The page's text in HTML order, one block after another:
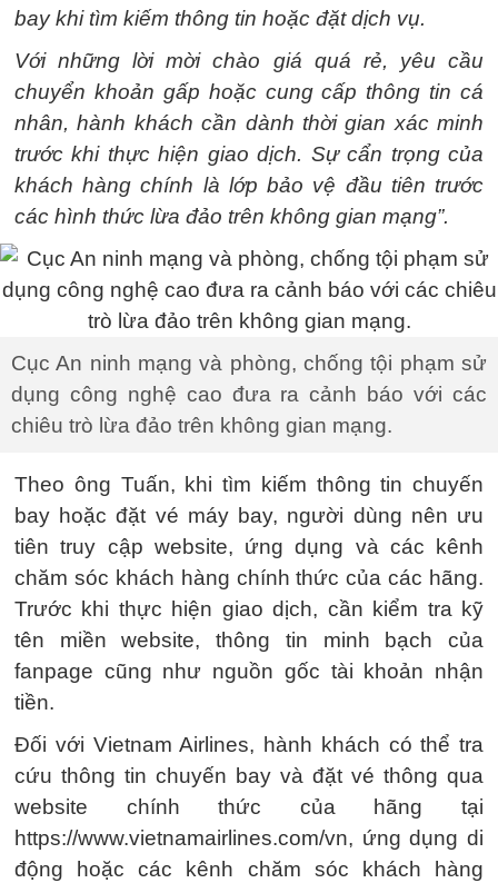
bay khi tìm kiếm thông tin hoặc đặt dịch vụ.
Với những lời mời chào giá quá rẻ, yêu cầu
chuyển khoản gấp hoặc cung cấp thông tin cá
nhân, hành khách cần dành thời gian xác minh
trước khi thực hiện giao dịch. Sự cẩn trọng của
khách hàng chính là lớp bảo vệ đầu tiên trước
các hình thức lừa đảo trên không gian mạng”.
Cục An ninh mạng và phòng, chống tội phạm sử
dụng công nghệ cao đưa ra cảnh báo với các
chiêu trò lừa đảo trên không gian mạng.
Theo ông Tuấn, khi tìm kiếm thông tin chuyến
bay hoặc đặt vé máy bay, người dùng nên ưu
tiên truy cập website, ứng dụng và các kênh
chăm sóc khách hàng chính thức của các hãng.
Trước khi thực hiện giao dịch, cần kiểm tra kỹ
tên miền website, thông tin minh bạch của
fanpage cũng như nguồn gốc tài khoản nhận
tiền.
Đối với Vietnam Airlines, hành khách có thể tra
cứu thông tin chuyến bay và đặt vé thông qua
website chính thức của hãng tại
https://www.vietnamairlines.com/vn, ứng dụng di
động hoặc các kênh chăm sóc khách hàng